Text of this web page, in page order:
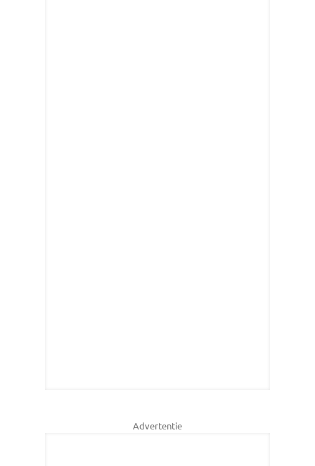
Advertentie